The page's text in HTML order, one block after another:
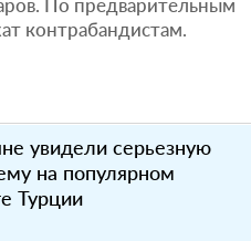
контрабандистам.
увидели серьезную
на популярном
Турции